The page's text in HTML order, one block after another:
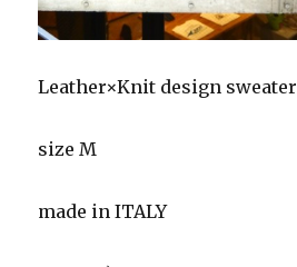
Leather×Knit design sweater
size M
made in ITALY